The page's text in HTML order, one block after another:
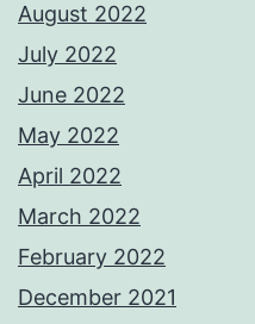
August 2022
July 2022
June 2022
May 2022
April 2022
March 2022
February 2022
December 2021